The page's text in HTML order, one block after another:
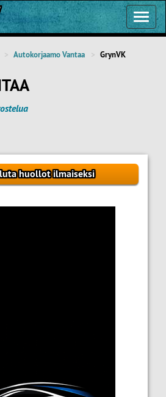
Autokorjaamo Vantaa GrynVK
huollot ilmaiseksi